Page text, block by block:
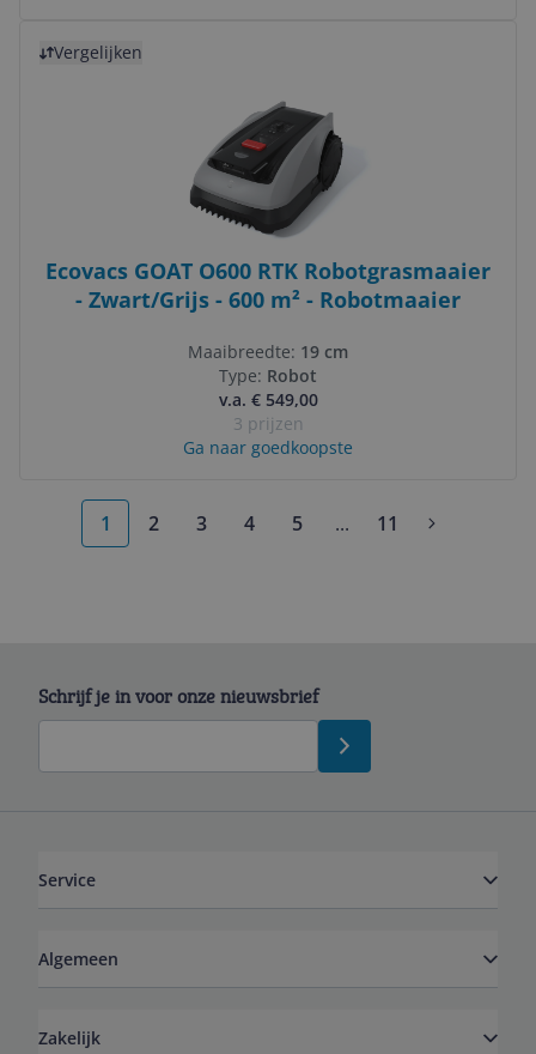
Vergelijken
Ecovacs GOAT O600 RTK Robotgrasmaaier
- Zwart/Grijs - 600 m² - Robotmaaier
Maaibreedte: 19 cm
Type: Robot
v.a. € 549,00
3 prijzen
Ga naar goedkoopste
1 2 3 4 5 ...More pages
11
Schrijf je in voor onze nieuwsbrief
Service
Algemeen
Zakelijk